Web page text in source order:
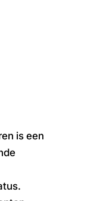
is een